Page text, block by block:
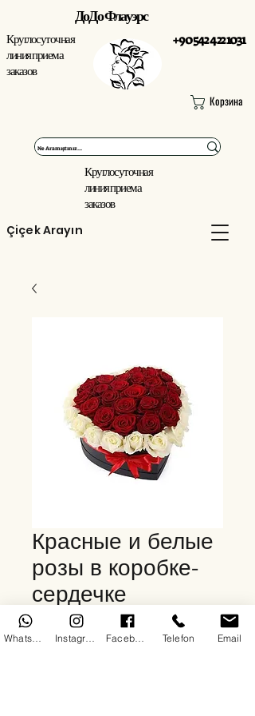
Круглосуточная
линия приема
заказов
+90 542 422 1031
ДоДо Флауэрс
Корзина
Çiçek Arayın
Круглосуточная
линия приема
заказов
Красные и белые
розы в коробке-
сердечке
5 500,00 TRY Цена
Telefon Email